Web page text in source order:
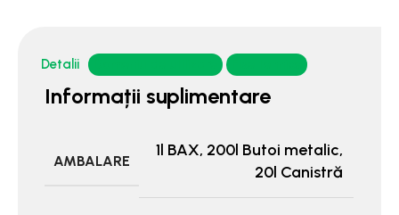
Detalii
Informații suplimentare
AMBALARE
1l BAX, 200l Butoi metalic,
20l Canistră